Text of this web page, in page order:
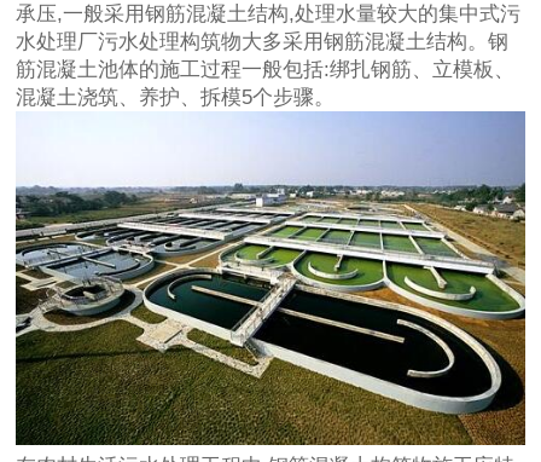
承压,一般采用钢筋混凝土结构,处理水量较大的集中式污
水处理厂污水处理构筑物大多采用钢筋混凝土结构。钢
筋混凝土池体的施工过程一般包括:绑扎钢筋、立模板、
混凝土浇筑、养护、拆模5个步骤。